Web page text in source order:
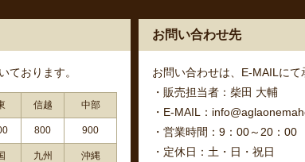
ております。
信越 中部
800 900
九州 沖縄
お問い合わせ先
お問い合わせは、E-MAILにて
・販売担当者：柴田 大輔
・E-MAIL：
・営業時間：9：00～20：00
・定休日：土・日・祝日